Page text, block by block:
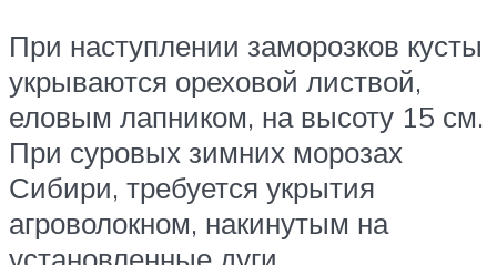
При наступлении заморозков кусты
укрываются ореховой листвой,
еловым лапником, на высоту 15 см.
При суровых зимних морозах
Сибири, требуется укрытия
агроволокном, накинутым на
установленные дуги.